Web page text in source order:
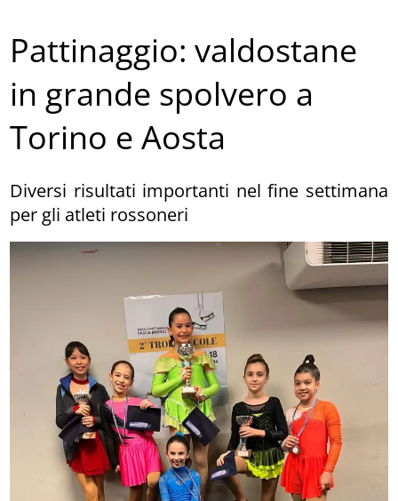
Pattinaggio: valdostane
in grande spolvero a
Torino e Aosta
Diversi risultati importanti nel fine settimana
per gli atleti rossoneri